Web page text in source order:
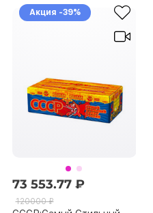
Акция -39%
73 553.77 ₽
120000 ₽